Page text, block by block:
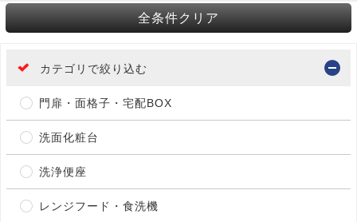
全条件クリア
カテゴリで絞り込む
門扉・面格子・宅配BOX
洗面化粧台
洗浄便座
レンジフード・食洗機